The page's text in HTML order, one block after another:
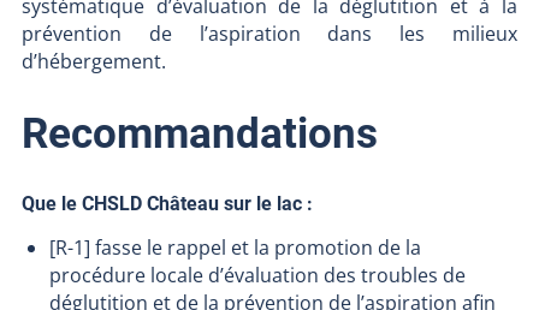
systématique d’évaluation de la déglutition et à la
prévention de l’aspiration dans les milieux
d’hébergement.
Recommandations
Que le CHSLD Château sur le lac :
[R-1] fasse le rappel et la promotion de la
procédure locale d’évaluation des troubles de
déglutition et de la prévention de l’aspiration afin